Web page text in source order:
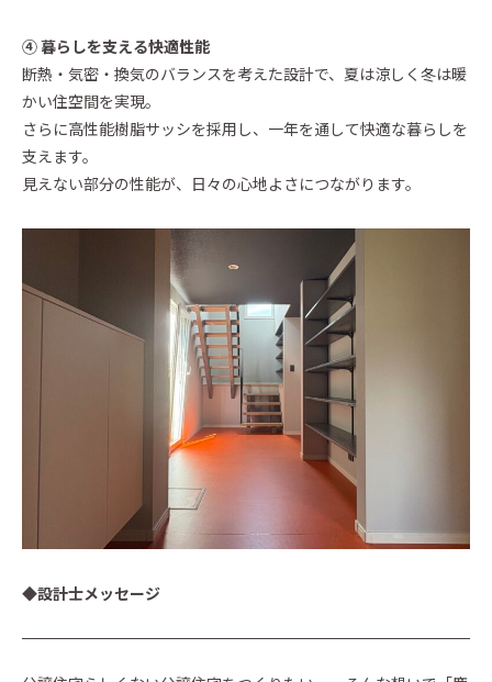
④ 暮らしを支える快適性能
断熱・気密・換気のバランスを考えた設計で、夏は涼しく冬は暖
かい住空間を実現。
さらに高性能樹脂サッシを採用し、一年を通して快適な暮らしを
支えます。
見えない部分の性能が、日々の心地よさにつながります。
◆設計士メッセージ